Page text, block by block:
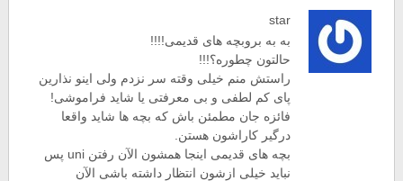
star
به به بروبچه های قدیمی!!!!
حالتون چطوره؟!!!
راستش منم خیلی وقته سر نزدم ولی اینو نذارین
پای کم لطفی و بی معرفتی یا شاید فراموشی!
فائزه جان مطمئن باش که بچه ها شاید واقعا
درگیر کاراشون هستن.
بچه های قدیمی اینجا همشون الآن رفتن uni پس
نباید خیلی ازشون انتظار داشته باشی الآن